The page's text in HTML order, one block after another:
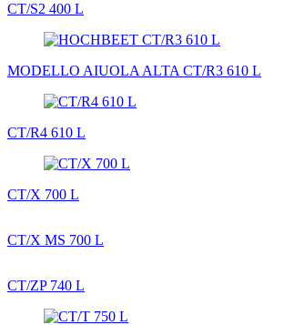
CT/S2 400 L
MODELLO AIUOLA ALTA CT/R3 610 L
CT/R4 610 L
CT/X 700 L
CT/X MS 700 L
CT/ZP 740 L